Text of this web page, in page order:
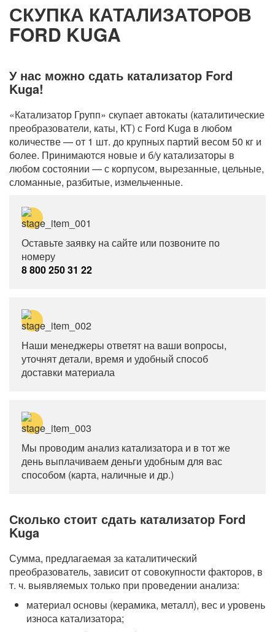
СКУПКА КАТАЛИЗАТОРОВ
FORD KUGA
У нас можно сдать катализатор Ford
Kuga!
«Катализатор Групп» скупает автокаты (каталитические
преобразователи, каты, КТ) с Ford Kuga в любом
количестве — от 1 шт. до крупных партий весом 50 кг и
более. Принимаются новые и б/у катализаторы в
любом состоянии — с корпусом, вырезанные, цельные,
сломанные, разбитые, измельченные.
Оставьте заявку на сайте или позвоните по
номеру
8 800 250 31 22
Наши менеджеры ответят на ваши вопросы,
уточнят детали, время и удобный способ
доставки материала
Мы проводим анализ катализатора и в тот же
день выплачиваем деньги удобным для вас
способом (карта, наличные и др.)
Сколько стоит сдать катализатор Ford
Kuga
Сумма, предлагаемая за каталитический
преобразователь, зависит от совокупности факторов, в
т. ч. выявляемых только при проведении анализа:
материал основы (керамика, металл), вес и уровень
износа катализатора;